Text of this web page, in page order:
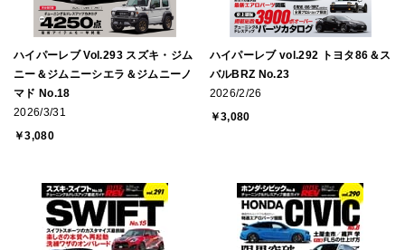
ハイパーレブ Vol.293 スズキ・ジム
ニー＆ジムニーシエラ＆ジムニーノ
マド No.18
2026/3/31
￥3,080
ハイパーレブ vol.292 トヨタ86＆ス
バルBRZ No.23
2026/2/26
￥3,080